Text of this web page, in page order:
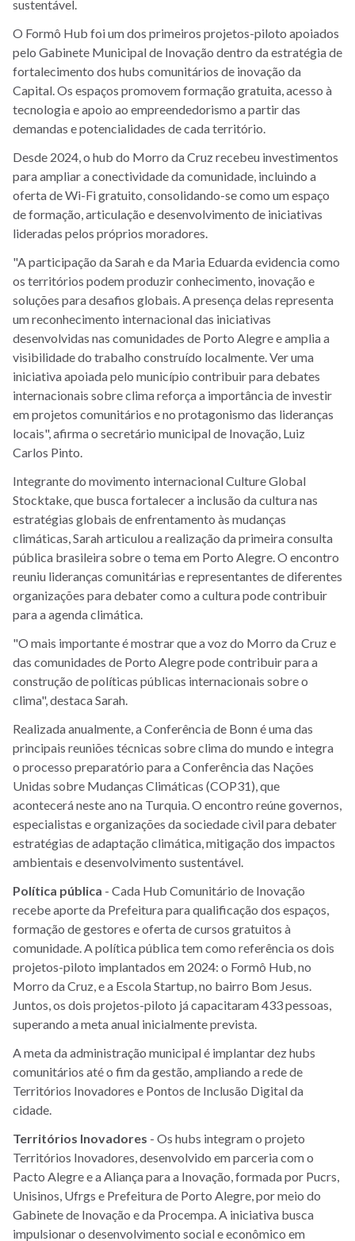
sustentável.
O Formô Hub foi um dos primeiros projetos-piloto apoiados
pelo Gabinete Municipal de Inovação dentro da estratégia de
fortalecimento dos hubs comunitários de inovação da
Capital. Os espaços promovem formação gratuita, acesso à
tecnologia e apoio ao empreendedorismo a partir das
demandas e potencialidades de cada território.
Desde 2024, o hub do Morro da Cruz recebeu investimentos
para ampliar a conectividade da comunidade, incluindo a
oferta de Wi-Fi gratuito, consolidando-se como um espaço
de formação, articulação e desenvolvimento de iniciativas
lideradas pelos próprios moradores.
"A participação da Sarah e da Maria Eduarda evidencia como
os territórios podem produzir conhecimento, inovação e
soluções para desafios globais. A presença delas representa
um reconhecimento internacional das iniciativas
desenvolvidas nas comunidades de Porto Alegre e amplia a
visibilidade do trabalho construído localmente. Ver uma
iniciativa apoiada pelo município contribuir para debates
internacionais sobre clima reforça a importância de investir
em projetos comunitários e no protagonismo das lideranças
locais", afirma o secretário municipal de Inovação, Luiz
Carlos Pinto.
Integrante do movimento internacional Culture Global
Stocktake, que busca fortalecer a inclusão da cultura nas
estratégias globais de enfrentamento às mudanças
climáticas, Sarah articulou a realização da primeira consulta
pública brasileira sobre o tema em Porto Alegre. O encontro
reuniu lideranças comunitárias e representantes de diferentes
organizações para debater como a cultura pode contribuir
para a agenda climática.
"O mais importante é mostrar que a voz do Morro da Cruz e
das comunidades de Porto Alegre pode contribuir para a
construção de políticas públicas internacionais sobre o
clima", destaca Sarah.
Realizada anualmente, a Conferência de Bonn é uma das
principais reuniões técnicas sobre clima do mundo e integra
o processo preparatório para a Conferência das Nações
Unidas sobre Mudanças Climáticas (COP31), que
acontecerá neste ano na Turquia. O encontro reúne governos,
especialistas e organizações da sociedade civil para debater
estratégias de adaptação climática, mitigação dos impactos
ambientais e desenvolvimento sustentável.
Política pública - Cada Hub Comunitário de Inovação
recebe aporte da Prefeitura para qualificação dos espaços,
formação de gestores e oferta de cursos gratuitos à
comunidade. A política pública tem como referência os dois
projetos-piloto implantados em 2024: o Formô Hub, no
Morro da Cruz, e a Escola Startup, no bairro Bom Jesus.
Juntos, os dois projetos-piloto já capacitaram 433 pessoas,
superando a meta anual inicialmente prevista.
A meta da administração municipal é implantar dez hubs
comunitários até o fim da gestão, ampliando a rede de
Territórios Inovadores e Pontos de Inclusão Digital da
cidade.
Territórios Inovadores - Os hubs integram o projeto
Territórios Inovadores, desenvolvido em parceria com o
Pacto Alegre e a Aliança para a Inovação, formada por Pucrs,
Unisinos, Ufrgs e Prefeitura de Porto Alegre, por meio do
Gabinete de Inovação e da Procempa. A iniciativa busca
impulsionar o desenvolvimento social e econômico em